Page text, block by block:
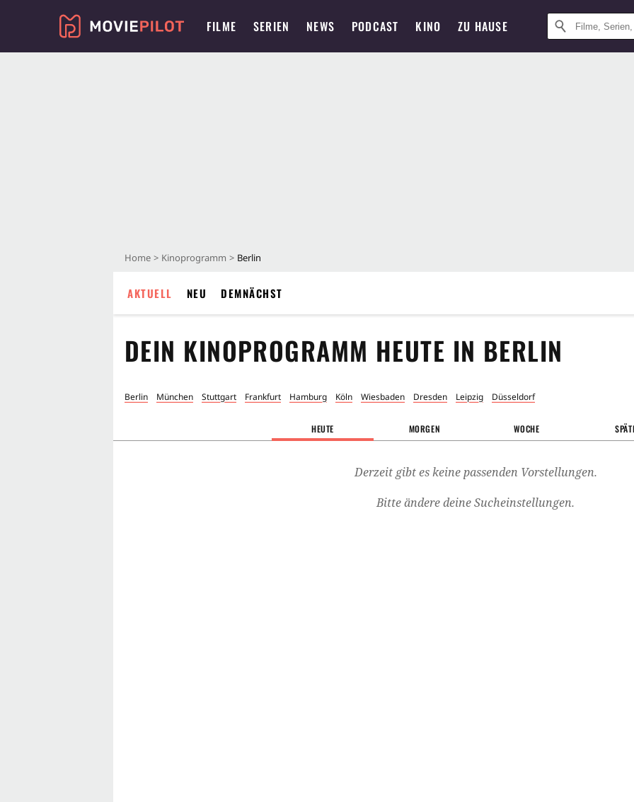
FILME SERIEN NEWS PODCAST KINO ZU HAUSE
Home Kinoprogramm Berlin
AKTUELL NEU DEMNÄCHST
DEIN KINOPROGRAMM HEUTE IN BERLIN
Berlin München Stuttgart Frankfurt Hamburg Köln Wiesbaden Dresden Leipzig Düsseldorf
HEUTE MORGEN WOCHE
Derzeit gibt es keine passenden Vorstellungen.
Bitte ändere deine Sucheinstellungen.